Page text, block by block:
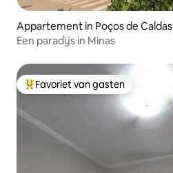
Appartement in Poços de Caldas
Een paradijs in Minas
Topfavoriet van gasten
Favoriet van gasten